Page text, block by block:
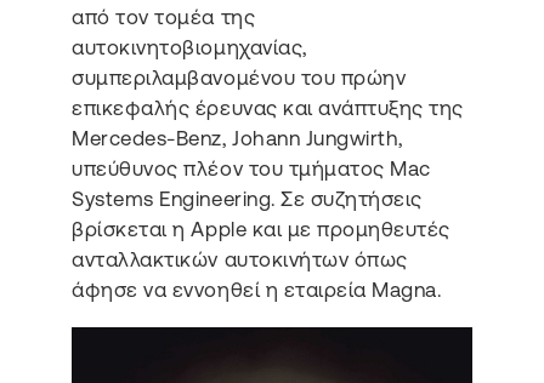
από τον τομέα της
αυτοκινητοβιομηχανίας,
συμπεριλαμβανομένου του πρώην
επικεφαλής έρευνας και ανάπτυξης της
Mercedes-Benz, Johann Jungwirth,
υπεύθυνος πλέον του τμήματος Mac
Systems Engineering. Σε συζητήσεις
βρίσκεται η Apple και με προμηθευτές
ανταλλακτικών αυτοκινήτων όπως
άφησε να εννοηθεί η εταιρεία Magna.